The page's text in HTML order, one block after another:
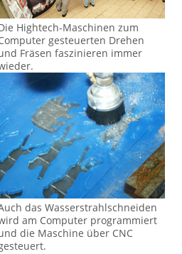
Hightech-Maschinen zum
gesteuerten Drehen
Fräsen faszinieren immer
das Wasserstrahlschneiden
am Computer programmiert
die Maschine über CNC